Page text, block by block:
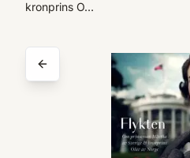
kronprins O…